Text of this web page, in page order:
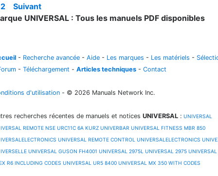
2
Suivant
UNIVERSAL : Tous les manuels PDF disponibles
- Recherche avancée - Aide - Les marques - Les matériels -
- Téléchargement - Articles techniques - Contact
d'utilisation - © 2026 Manuals Network Inc.
recherches récentes de manuels et notices UNIVERSAL : UNIVERSAL
REMOTE NSE URC11C 6A KURZ UNIVERBAR UNIVERSAL FITNESS MBR 850
UNIVERSAL REMOTE CONTROL UNIVERSALELECTRONICS
UNIVERSAL GUSON FH4001 UNIVERSAL 2975L UNIVERSAL 2975 UNIVERSAL
R6 INCLUDING CODES UNIVERSAL UR5 8400 UNIVERSAL MX 350 WITH CODES